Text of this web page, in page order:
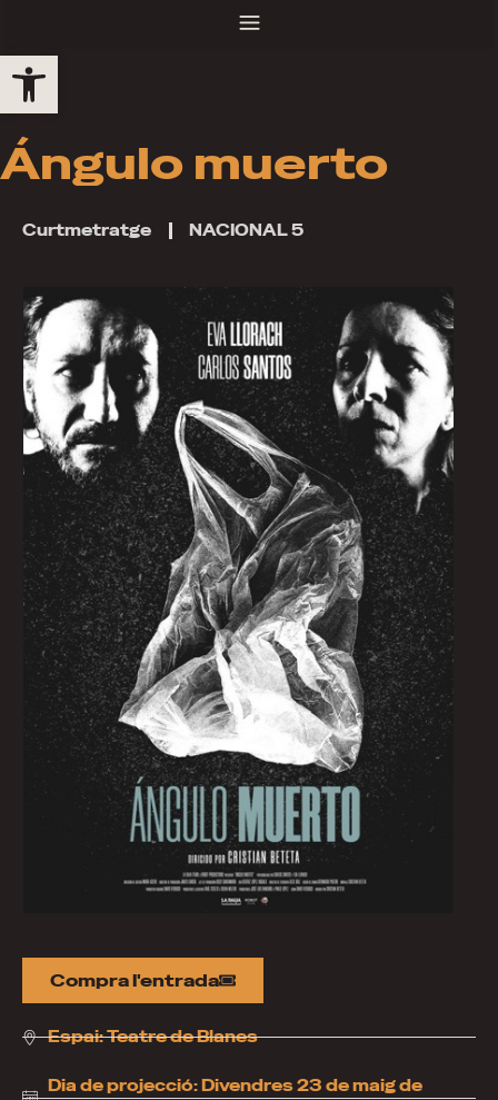
Obre la barra d'eines
Ángulo muerto
Curtmetratge NACIONAL 5
Compra l'entrada
Espai:Teatre de Blanes
Dia de projecció: Divendres 23 de maig de